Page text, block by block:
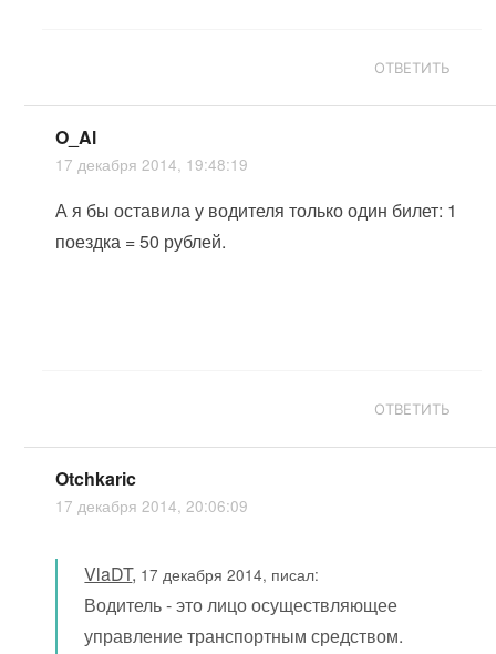
ОТВЕТИТЬ
O_Al
17 декабря 2014, 19:48:19
А я бы оставила у водителя только один билет: 1
поездка = 50 рублей.
ОТВЕТИТЬ
Otchkaric
17 декабря 2014, 20:06:09
VlaDT, 17 декабря 2014, писал:
Водитель - это лицо осуществляющее
управление транспортным средством.